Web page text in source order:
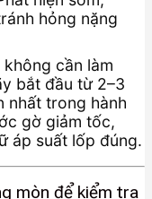
hỏng nặng
cần làm
bắt đầu từ 2–3
nhất trong hành
gờ giảm tốc,
áp suất lốp đúng.
mòn để kiểm tra